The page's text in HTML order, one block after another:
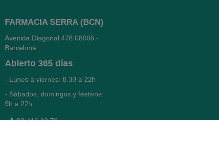
FARMACIA SERRA (BCN)
Avenida Diagonal 478 08006 -
Barcelona
Abierto 365 días
- Lunes a viernes: 8.30 a 22h
- Sábados, domingos y festivos:
9h a 22h
93 416 12 70